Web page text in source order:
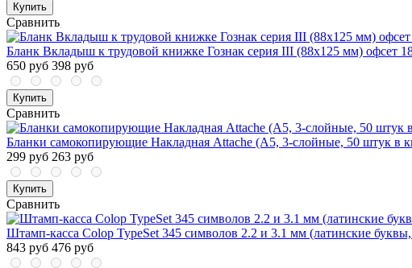
Купить
Сравнить
Бланк Вкладыш к трудовой книжке Гознак серия III (88x125 мм) офсет
650 руб 398 руб
Купить
Сравнить
Бланки самокопирующие Накладная Attache (A5, 3-слойные, 50 штук в
299 руб 263 руб
Купить
Сравнить
Штамп-касса Colop TypeSet 345 символов 2.2 и 3.1 мм (латинские
843 руб 476 руб